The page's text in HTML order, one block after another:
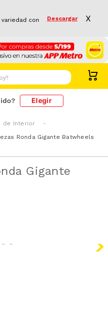
con
Descargar X
Elegir
de Interior
Ronda Gigante Batwheels
Gigante